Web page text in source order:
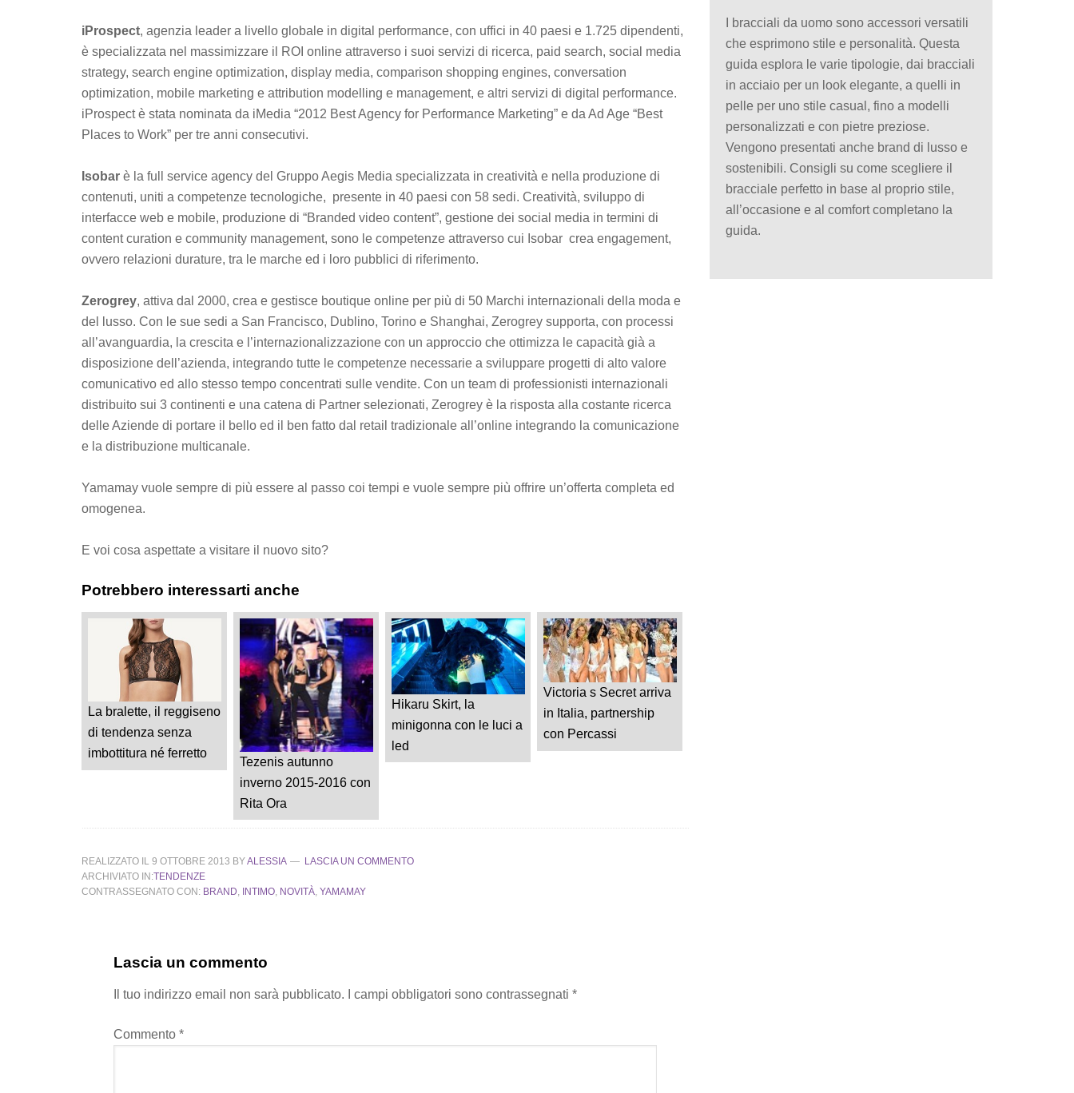
iProspect, agenzia leader a livello globale in digital performance, con uffici in 40 paesi e 1.725 dipendenti,
è specializzata nel massimizzare il ROI online attraverso i suoi servizi di ricerca, paid search, social media
strategy, search engine optimization, display media, comparison shopping engines, conversation
optimization, mobile marketing e attribution modelling e management, e altri servizi di digital performance.
iProspect è stata nominata da iMedia “2012 Best Agency for Performance Marketing” e da Ad Age “Best
Places to Work” per tre anni consecutivi.
Isobar è la full service agency del Gruppo Aegis Media specializzata in creatività e nella produzione di
contenuti, uniti a competenze tecnologiche, presente in 40 paesi con 58 sedi. Creatività, sviluppo di
interfacce web e mobile, produzione di “Branded video content”, gestione dei social media in termini di
content curation e community management, sono le competenze attraverso cui Isobar crea engagement,
ovvero relazioni durature, tra le marche ed i loro pubblici di riferimento.
Zerogrey, attiva dal 2000, crea e gestisce boutique online per più di 50 Marchi internazionali della moda e
del lusso. Con le sue sedi a San Francisco, Dublino, Torino e Shanghai, Zerogrey supporta, con processi
all’avanguardia, la crescita e l’internazionalizzazione con un approccio che ottimizza le capacità già a
disposizione dell’azienda, integrando tutte le competenze necessarie a sviluppare progetti di alto valore
comunicativo ed allo stesso tempo concentrati sulle vendite. Con un team di professionisti internazionali
distribuito sui 3 continenti e una catena di Partner selezionati, Zerogrey è la risposta alla costante ricerca
delle Aziende di portare il bello ed il ben fatto dal retail tradizionale all’online integrando la comunicazione
e la distribuzione multicanale.
Yamamay vuole sempre di più essere al passo coi tempi e vuole sempre più offrire un’offerta completa ed
omogenea.
E voi cosa aspettate a visitare il nuovo sito?
Potrebbero interessarti anche
La bralette, il reggiseno
di tendenza senza
imbottitura né ferretto
Tezenis autunno
inverno 2015-2016 con
Rita Ora
Hikaru Skirt, la
minigonna con le luci a
led
Victoria s Secret arriva
in Italia, partnership
con Percassi
REALIZZATO IL 9 OTTOBRE 2013 BYALESSIA
LASCIA UN COMMENTO
ARCHIVIATO IN:TENDENZE
CONTRASSEGNATO CON: BRAND, INTIMO, NOVITÀ, YAMAMAY
Lascia un commento
Il tuo indirizzo email non sarà pubblicato. I campi obbligatori sono contrassegnati *
Commento *
I bracciali da uomo sono accessori versatili
che esprimono stile e personalità. Questa
guida esplora le varie tipologie, dai bracciali
in acciaio per un look elegante, a quelli in
pelle per uno stile casual, fino a modelli
personalizzati e con pietre preziose.
Vengono presentati anche brand di lusso e
sostenibili. Consigli su come scegliere il
bracciale perfetto in base al proprio stile,
all’occasione e al comfort completano la
guida.